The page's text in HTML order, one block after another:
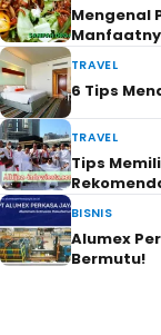
Mengenal
TRAVEL
6 Tips
TRAVEL
Tips
BISNIS
Alumex
Bermutu!